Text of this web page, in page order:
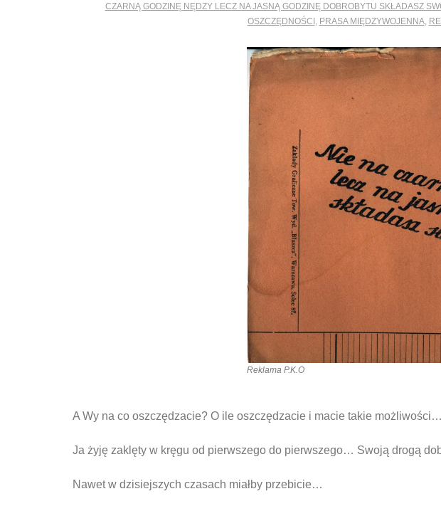
CZARNĄ GODZINĘ NĘDZY LECZ NA JASNĄ GODZINĘ DOBROBYTU SKŁADASZ
OSZCZĘDNOŚCI, PRASA MIĘDZYWOJENNA,
Reklama P.K.O
A Wy na co oszczędzacie? O ile oszczędzacie i macie takie możliwości…
Ja żyję zaklęty w kręgu od pierwszego do pierwszego… Swoją drogą
Nawet w dzisiejszych czasach miałby przebicie…